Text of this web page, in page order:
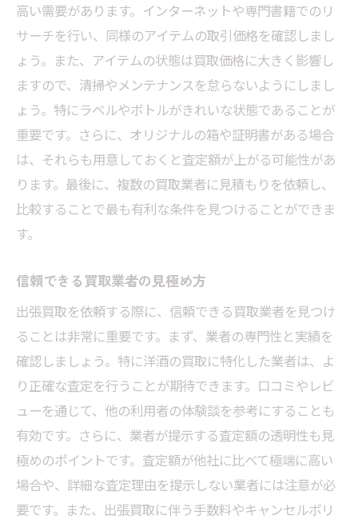
安心して出張買取を利用するためのポイン
ト
ブランデーとウイスキーの出張買取を東京都で
スムーズに進めるための準備とコツ
買取前に知っておくべき基礎知識
査定をスムーズに進めるための準備
出張買取業者との円滑なやり取りのコツ
事前にボトルの価値を調査する方法
東京都で高価買取を狙うブランデーとウイスキ
ーの出張買取で重要なポイントとは？
市場価値を高めるためのボトルケア方法
高価買取を実現するための情報収集術
買取業者が重視するポイントを理解する
出張買取の際に確認すべき重要事項
高い評価を得るためのボトルの見せ方
買取プロセスを効率化するためのコツ
出張買取を東京都で利用する際のステップブラ
高い需要があります。インターネットや専門書籍でのリ
サーチを行い、同様のアイテムの取引価格を確認しまし
ょう。また、アイテムの状態は買取価格に大きく影響し
ますので、清掃やメンテナンスを怠らないようにしまし
ょう。特にラベルやボトルがきれいな状態であることが
重要です。さらに、オリジナルの箱や証明書がある場合
は、それらも用意しておくと査定額が上がる可能性があ
ります。最後に、複数の買取業者に見積もりを依頼し、
比較することで最も有利な条件を見つけることができま
す。
信頼できる買取業者の見極め方
出張買取を依頼する際に、信頼できる買取業者を見つけ
ることは非常に重要です。まず、業者の専門性と実績を
確認しましょう。特に洋酒の買取に特化した業者は、よ
り正確な査定を行うことが期待できます。口コミやレビ
ューを通じて、他の利用者の体験談を参考にすることも
有効です。さらに、業者が提示する査定額の透明性も見
極めのポイントです。査定額が他社に比べて極端に高い
場合や、詳細な査定理由を提示しない業者には注意が必
要です。また、出張買取に伴う手数料やキャンセルポリ